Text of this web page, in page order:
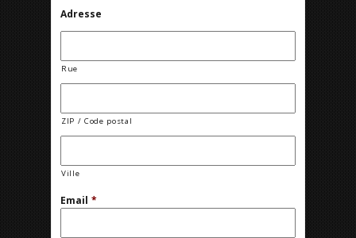
Adresse
Rue
ZIP / Code postal
Ville
Email *